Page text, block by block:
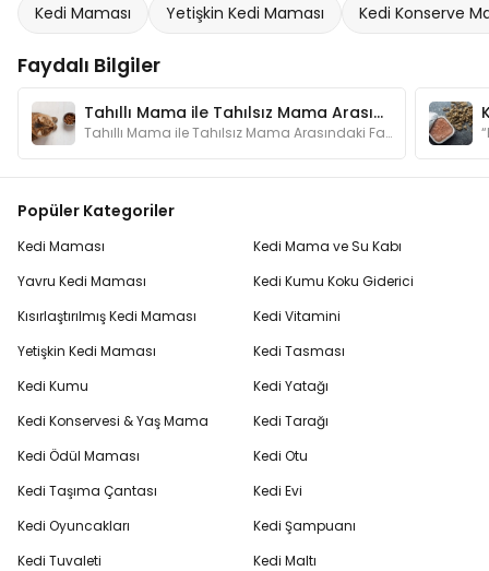
Kedi Maması Yetişkin Kedi Maması Kedi Konserve
Faydalı Bilgiler
Tahıllı Mama ile Tahılsız Mama Arasındaki Fark Nedir?
Tahıllı Mama ile Tahılsız Mama Arasındaki Fark Nedir?
Popüler Kategoriler
Kedi Maması
Yavru Kedi Maması
Kısırlaştırılmış Kedi Maması
Yetişkin Kedi Maması
Kedi Kumu
Kedi Konservesi & Yaş Mama
Kedi Ödül Maması
Kedi Taşıma Çantası
Kedi Oyuncakları
Kedi Tuvaleti
Kedi Mama ve Su Kabı
Kedi Kumu Koku Giderici
Kedi Vitamini
Kedi Tasması
Kedi Yatağı
Kedi Tarağı
Kedi Otu
Kedi Evi
Kedi Şampuanı
Kedi Maltı